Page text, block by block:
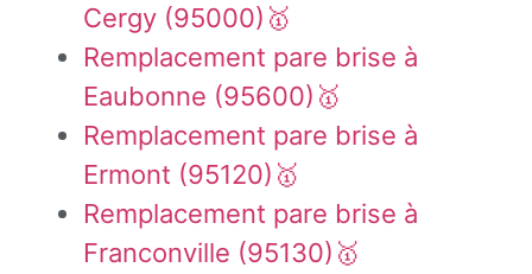
Cergy (95000)🥇
Remplacement pare brise à
Eaubonne (95600)🥇
Remplacement pare brise à
Ermont (95120)🥇
Remplacement pare brise à
Franconville (95130)🥇